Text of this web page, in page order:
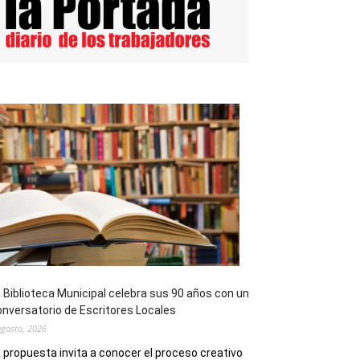
Biblioteca Municipal celebra sus 90 años con un
de Escritores Locales
2026
propuesta invita a conocer el proceso creativo